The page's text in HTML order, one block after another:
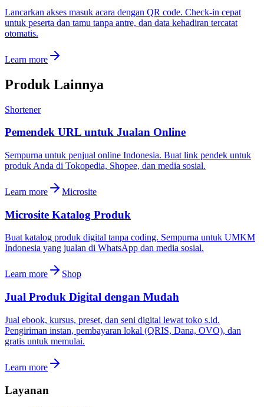
Lancarkan akses masuk acara dengan QR code. Check-in cepat
untuk peserta dan tamu tanpa antre, dan data kehadiran tercatat
otomatis.
Learn more
Produk Lainnya
Shortener
Pemendek URL untuk Jualan Online
Sempurna untuk penjual online Indonesia. Buat link pendek untuk
produk Anda di Tokopedia, Shopee, dan media sosial.
Learn more Microsite
Microsite Katalog Produk
Buat katalog produk digital tanpa coding. Sempurna untuk UMKM
Indonesia yang jualan di WhatsApp dan media sosial.
Learn more Shop
Jual Produk Digital dengan Mudah
Jual ebook, kursus, preset, dan seni digital lewat toko s.id.
Pengiriman instan, pembayaran lokal (QRIS, Dana, OVO), dan
gratis untuk memulai.
Learn more
Layanan